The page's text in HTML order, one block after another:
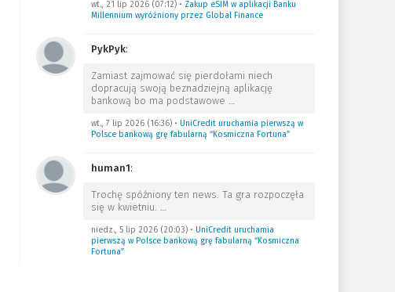
wt., 21 lip 2026 (07:12)• Zakup eSIM w aplikacji Banku
Millennium wyróżniony przez Global Finance
PykPyk:
Zamiast zajmować się pierdołami niech
dopracują swoją beznadziejną aplikację
bankową bo ma podstawowe …
wt., 7 lip 2026 (16:36)• UniCredit uruchamia pierwszą w
Polsce bankową grę fabularną “Kosmiczna Fortuna”
human1:
Trochę spóźniony ten news. Ta gra rozpoczęła
się w kwietniu. …
niedz., 5 lip 2026 (20:03)• UniCredit uruchamia
pierwszą w Polsce bankową grę fabularną “Kosmiczna
Fortuna”